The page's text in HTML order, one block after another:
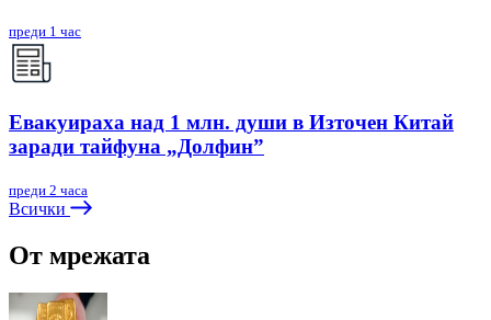
преди 1 час
Евакуираха над 1 млн. души в Източен Китай
заради тайфуна „Долфин”
преди 2 часа
Всички
От мрежата